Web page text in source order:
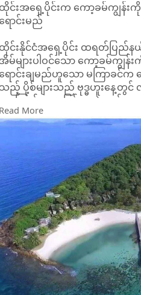
င်းအရှေ့ပိုင်းက ကော့ခမ်ကျွန်
ောင်းမည်
င်းနိုင်ငံအရှေ့ပိုင်း ထရတ်ပြည်
မ်များပါဝင်သော ကော့ခမ်ကျွ
ောင်းချမည်ဟူသော မကြာခင်
ည့် ပို့စ်များသည် ဗုဒ္ဓဟူးနေ့တွင်
ကြောင်းအရာဖြစ်လာခဲ့သည်။
ေ့စ်ဘုတ်စ်အသုံးပြုသူ
ဂ္ဂလိကပိုင်ကျွန်းသည် ထရတ်ပြ
ြစ်ကြောင်းနှင့် ရောင်းချမည့်
ပန်းဖြေအိမ်များကိုလည်း ထည့်သွင်
ည်။
စ်တွင် ရေးသားထားချက်အရ ရော
ည် ၁၀ ဧကခန့်ရှိပြီး ကြည်လင်
န့်ရှင်းသော သဲသောင် မီတာ ၃၀၀
ျောက်အစုအဝေးများ တည်ရှိန
ည် ထရတ်ပြည်နယ် အဓိက ကုန်း
ော့မတ်ခ်မှ ၁ ကီလိုမီတာခန့်အ
သည်။
More